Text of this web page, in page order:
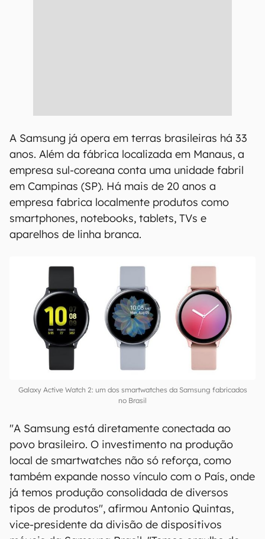
A Samsung já opera em terras brasileiras há 33
anos. Além da fábrica localizada em Manaus, a
empresa sul-coreana conta uma unidade fabril
em Campinas (SP). Há mais de 20 anos a
empresa fabrica localmente produtos como
smartphones, notebooks, tablets, TVs e
aparelhos de linha branca.
Galaxy Active Watch 2: um dos smartwatches da Samsung fabricados
no Brasil
"A Samsung está diretamente conectada ao
povo brasileiro. O investimento na produção
local de smartwatches não só reforça, como
também expande nosso vínculo com o País, onde
já temos produção consolidada de diversos
tipos de produtos", afirmou Antonio Quintas,
vice-presidente da divisão de dispositivos